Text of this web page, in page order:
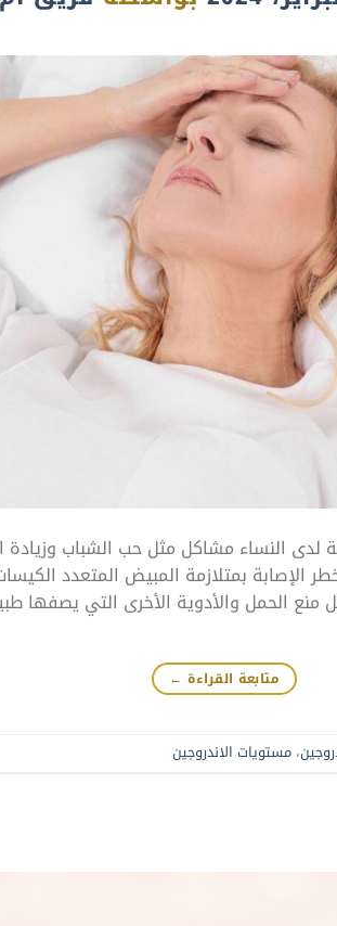
النساء مشاكل مثل حب الشباب وزيادة
الإصابة بمتلازمة المبيض المتعدد
الحمل والأدوية الأخرى التي يصفها
متابعة القراءة ←
، مستويات الاندروجين